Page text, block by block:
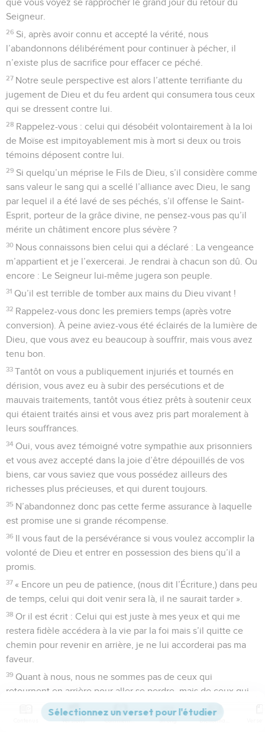
que vous voyez se rapprocher le grand jour du retour du
Seigneur.
26 Si, après avoir connu et accepté la vérité, nous
l’abandonnons délibérément pour continuer à pécher, il
n’existe plus de sacrifice pour effacer ce péché.
27 Notre seule perspective est alors l’attente terrifiante du
jugement de Dieu et du feu ardent qui consumera tous ceux
qui se dressent contre lui.
28 Rappelez-vous : celui qui désobéit volontairement à la loi
de Moïse est impitoyablement mis à mort si deux ou trois
témoins déposent contre lui.
29 Si quelqu’un méprise le Fils de Dieu, s’il considère comme
sans valeur le sang qui a scellé l’alliance avec Dieu, le sang
par lequel il a été lavé de ses péchés, s’il offense le Saint-
Esprit, porteur de la grâce divine, ne pensez-vous pas qu’il
mérite un châtiment encore plus sévère ?
30 Nous connaissons bien celui qui a déclaré : La vengeance
m’appartient et je l’exercerai. Je rendrai à chacun son dû. Ou
encore : Le Seigneur lui-même jugera son peuple.
31 Qu’il est terrible de tomber aux mains du Dieu vivant !
32 Rappelez-vous donc les premiers temps (après votre
conversion). À peine aviez-vous été éclairés de la lumière de
Dieu, que vous avez eu beaucoup à souffrir, mais vous avez
tenu bon.
33 Tantôt on vous a publiquement injuriés et tournés en
dérision, vous avez eu à subir des persécutions et de
mauvais traitements, tantôt vous étiez prêts à soutenir ceux
qui étaient traités ainsi et vous avez pris part moralement à
leurs souffrances.
34 Oui, vous avez témoigné votre sympathie aux prisonniers
et vous avez accepté dans la joie d’être dépouillés de vos
biens, car vous saviez que vous possédez ailleurs des
richesses plus précieuses, et qui durent toujours.
35 N’abandonnez donc pas cette ferme assurance à laquelle
est promise une si grande récompense.
36 Il vous faut de la persévérance si vous voulez accomplir la
volonté de Dieu et entrer en possession des biens qu’il a
promis.
37 « Encore un peu de patience, (nous dit l’Écriture,) dans peu
de temps, celui qui doit venir sera là, il ne saurait tarder ».
38 Or il est écrit : Celui qui est juste à mes yeux et qui me
restera fidèle accédera à la vie par la foi mais s’il quitte ce
chemin pour revenir en arrière, je ne lui accorderai pas ma
faveur.
39 Quant à nous, nous ne sommes pas de ceux qui
retournent en arrière pour aller se perdre, mais de ceux qui
s’attachent à la foi et sauvent ainsi leur vie.
Versions Commentaires Strong